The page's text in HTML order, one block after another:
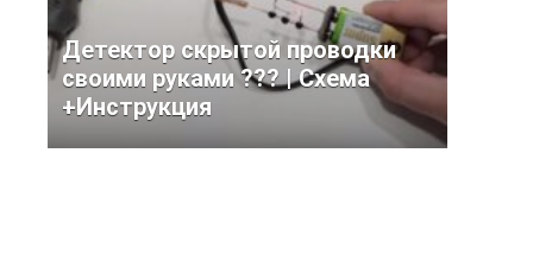
Детектор скрытой проводки
своими руками ??? | Схема
+Инструкция